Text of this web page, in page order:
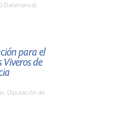
(Salamanca)
para el
de
Diputación de